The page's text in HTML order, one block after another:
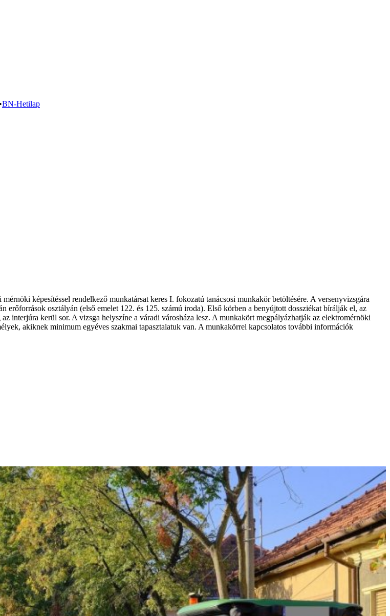
•BN-Hetilap
képesítéssel rendelkező munkatársat keres I. fokozatú tanácsosi munkakör betöltésére. A versenyvizsgára
osztályán (első emelet 122. és 125. számú iroda). Első körben a benyújtott dossziékat bírálják el, az
interjúra kerül sor. A vizsga helyszíne a váradi városháza lesz. A munkakört megpályázhatják az elektromérnöki
akiknek minimum egyéves szakmai tapasztalatuk van. A munkakörrel kapcsolatos további információk